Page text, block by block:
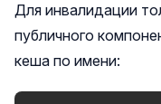
Для инвалидации
публичного
кеша по имени: